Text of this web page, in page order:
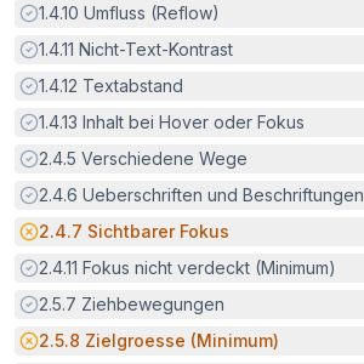
Erfüllt:
1.4.10 Umfluss (Reflow)
Erfüllt:
1.4.11 Nicht-Text-Kontrast
Erfüllt:
1.4.12 Textabstand
Erfüllt:
1.4.13 Inhalt bei Hover oder Fokus
Erfüllt:
2.4.5 Verschiedene Wege
Erfüllt:
2.4.6 Ueberschriften und Beschriftungen
Potenzielle Barriere:
2.4.7 Sichtbarer Fokus
Erfüllt:
2.4.11 Fokus nicht verdeckt (Minimum)
Erfüllt:
2.5.7 Ziehbewegungen
Potenzielle Barriere:
2.5.8 Zielgroesse (Minimum)